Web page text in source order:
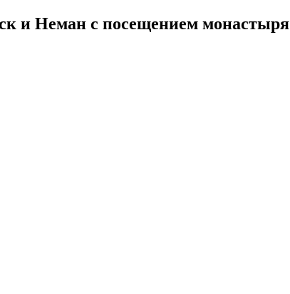
и Неман с посещением монастыря